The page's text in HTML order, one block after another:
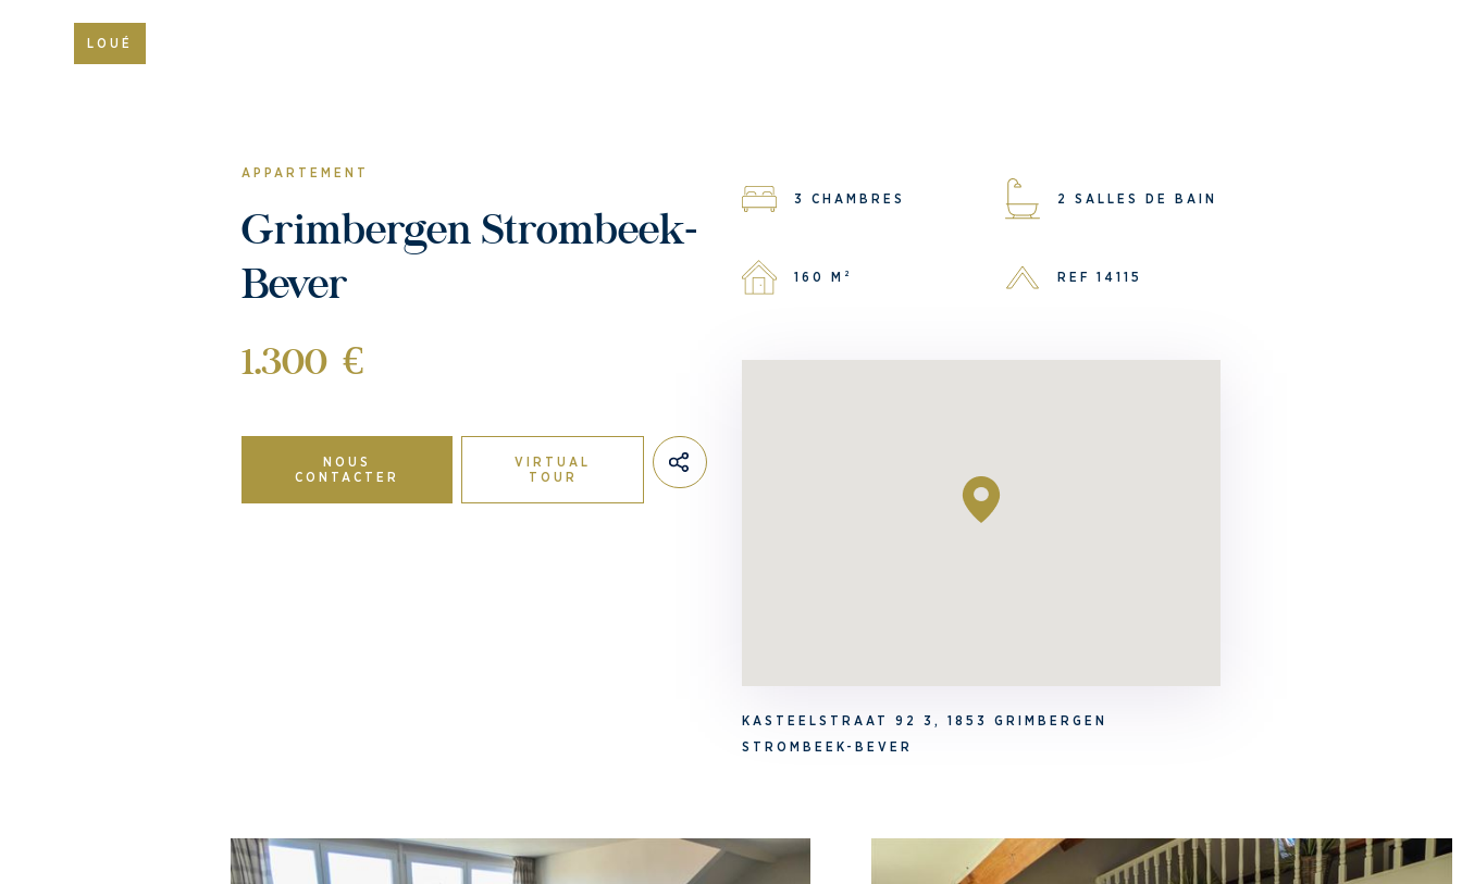
LOUÉ
APPARTEMENT
Grimbergen Strombeek-
Bever
1.300 €
NOUS
CONTACTER
VIRTUAL
TOUR
3 CHAMBRES 2 SALLES DE BAIN
160 M² REF 14115
KASTEELSTRAAT 92 3, 1853 GRIMBERGEN
STROMBEEK-BEVER